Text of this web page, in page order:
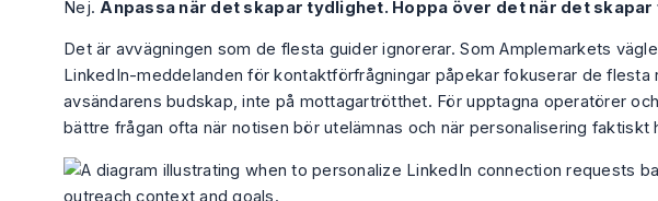
Nej. Anpassa när det skapar tydlighet. Hoppa över det när det
Det är avvägningen som de flesta guider ignorerar. SomAmplemarkets
LinkedIn-meddelanden för kontaktförfrågningar påpekar fokuserar de flesta
avsändarens budskap, inte på mottagartrötthet. För upptagna operatörer
bättre frågan ofta när notisen bör utelämnas och när personalisering faktiskt